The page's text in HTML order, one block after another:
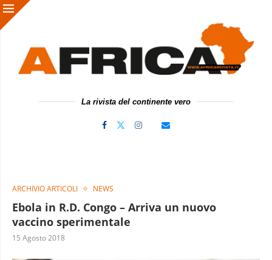
La rivista del continente vero
ARCHIVIO ARTICOLI NEWS
Ebola in R.D. Congo – Arriva un nuovo
vaccino sperimentale
15 Agosto 2018